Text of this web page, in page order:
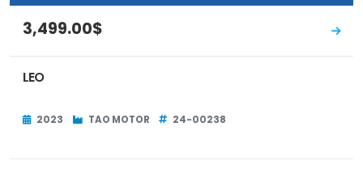
3,499.00$
LEO
2023 TAO MOTOR 24-00238